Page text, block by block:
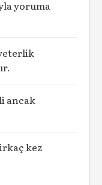
yoruma
ancak
kez